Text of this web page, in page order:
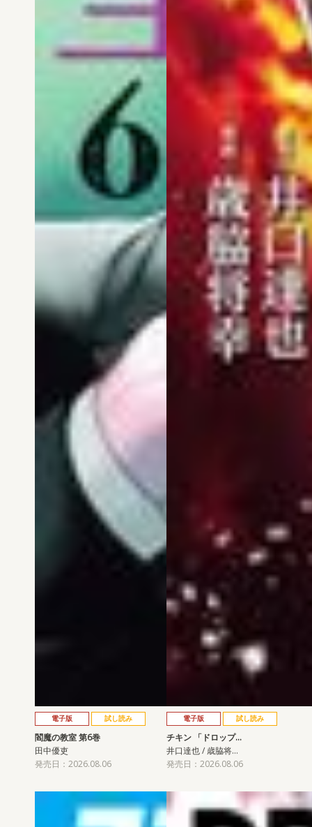
電子版 試し読み
閻魔の教室 第6巻
田中優吏
発売日：2026.08.06
電子版 試し読み
チキン 「ドロップ…
井口達也 / 歳脇将…
発売日：2026.08.06